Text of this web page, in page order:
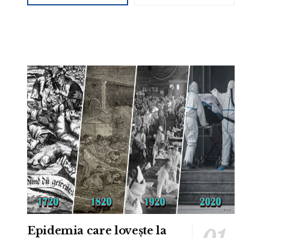
Epidemia care lovește la